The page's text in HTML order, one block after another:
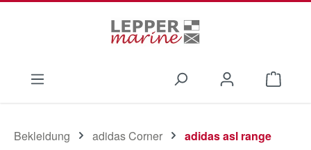
Bekleidung adidas Corner adidas asl range